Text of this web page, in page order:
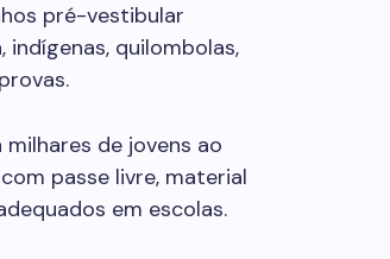
pré-vestibular
quilombolas,
de jovens ao
passe livre, material
em escolas.